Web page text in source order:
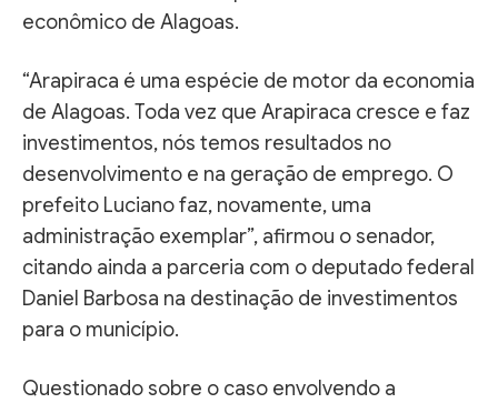
econômico de Alagoas.
“Arapiraca é uma espécie de motor da economia
de Alagoas. Toda vez que Arapiraca cresce e faz
investimentos, nós temos resultados no
desenvolvimento e na geração de emprego. O
prefeito Luciano faz, novamente, uma
administração exemplar”, afirmou o senador,
citando ainda a parceria com o deputado federal
Daniel Barbosa na destinação de investimentos
para o município.
Questionado sobre o caso envolvendo a